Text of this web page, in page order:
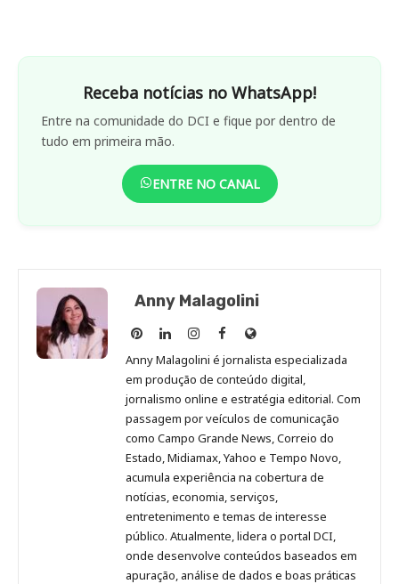
Receba notícias no WhatsApp!
Entre na comunidade do DCI e fique por dentro de
tudo em primeira mão.
ENTRE NO CANAL
Anny Malagolini
Anny
Malagolini
no
Pinterest
Anny
Malagolini
no
LinkedIn
Anny
Malagolini
no
Instagram
Anny
Malagolini
no
Facebook
Site
de
Anny
Malagolini
Anny Malagolini é jornalista especializada
em produção de conteúdo digital,
jornalismo online e estratégia editorial. Com
passagem por veículos de comunicação
como Campo Grande News, Correio do
Estado, Midiamax, Yahoo e Tempo Novo,
acumula experiência na cobertura de
notícias, economia, serviços,
entretenimento e temas de interesse
público. Atualmente, lidera o portal DCI,
onde desenvolve conteúdos baseados em
apuração, análise de dados e boas práticas